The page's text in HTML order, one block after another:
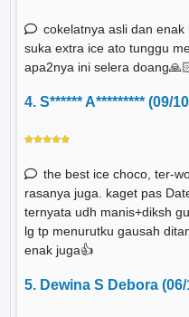
cokelatnya asli dan
suka extra ice ato tunggu
apa2nya ini selera
4. S****** A********* (09/
the best ice choco, ter-
rasanya juga. kaget pas
ternyata udh manis+diksh
lg tp menurutku gausah
enak juga👍
5. Dewina S Debora